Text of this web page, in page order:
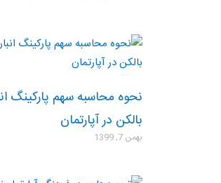
نحوه محاسبه سهم پارکینگ
بالکن در آپارتمان
بهمن 7, 1399